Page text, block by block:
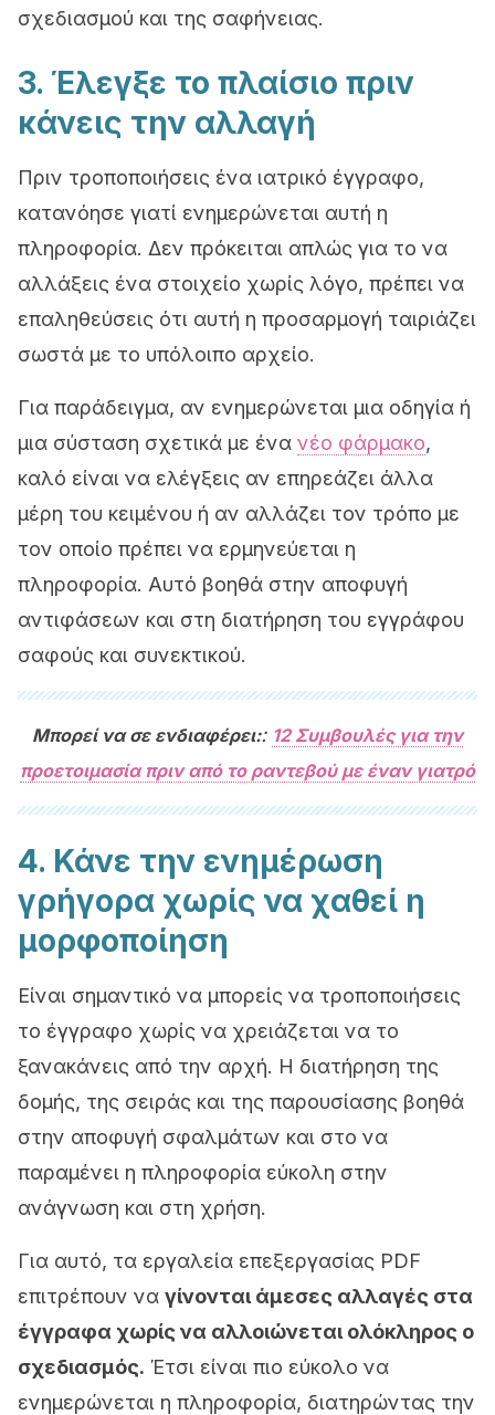
σχεδιασμού και της σαφήνειας.
3. Έλεγξε το πλαίσιο πριν
κάνεις την αλλαγή
Πριν τροποποιήσεις ένα ιατρικό έγγραφο,
κατανόησε γιατί ενημερώνεται αυτή η
πληροφορία. Δεν πρόκειται απλώς για το να
αλλάξεις ένα στοιχείο χωρίς λόγο, πρέπει να
επαληθεύσεις ότι αυτή η προσαρμογή ταιριάζει
σωστά με το υπόλοιπο αρχείο.
Για παράδειγμα, αν ενημερώνεται μια οδηγία ή
μια σύσταση σχετικά με ένα νέο φάρμακο,
καλό είναι να ελέγξεις αν επηρεάζει άλλα
μέρη του κειμένου ή αν αλλάζει τον τρόπο με
τον οποίο πρέπει να ερμηνεύεται η
πληροφορία. Αυτό βοηθά στην αποφυγή
αντιφάσεων και στη διατήρηση του εγγράφου
σαφούς και συνεκτικού.
Μπορεί να σε ενδιαφέρει:: 12 Συμβουλές για την
προετοιμασία πριν από το ραντεβού με έναν γιατρό
4. Κάνε την ενημέρωση
γρήγορα χωρίς να χαθεί η
μορφοποίηση
Είναι σημαντικό να μπορείς να τροποποιήσεις
το έγγραφο χωρίς να χρειάζεται να το
ξανακάνεις από την αρχή. Η διατήρηση της
δομής, της σειράς και της παρουσίασης βοηθά
στην αποφυγή σφαλμάτων και στο να
παραμένει η πληροφορία εύκολη στην
ανάγνωση και στη χρήση.
Για αυτό, τα εργαλεία επεξεργασίας PDF
επιτρέπουν να γίνονται άμεσες αλλαγές στα
έγγραφα χωρίς να αλλοιώνεται ολόκληρος ο
σχεδιασμός. Έτσι είναι πιο εύκολο να
ενημερώνεται η πληροφορία, διατηρώντας την